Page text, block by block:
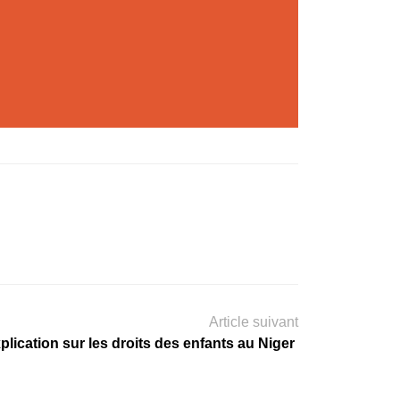
Article suivant
sur les droits des enfants au Niger